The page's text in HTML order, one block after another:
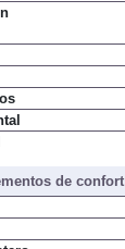
de confort